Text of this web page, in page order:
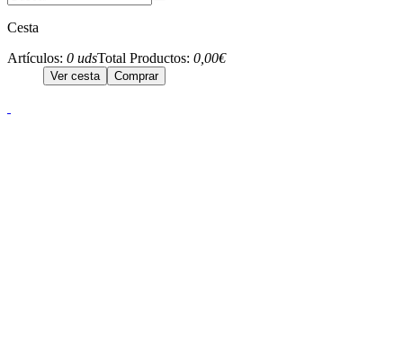
Cesta
Artículos: 0 udsTotal Productos: 0,00€